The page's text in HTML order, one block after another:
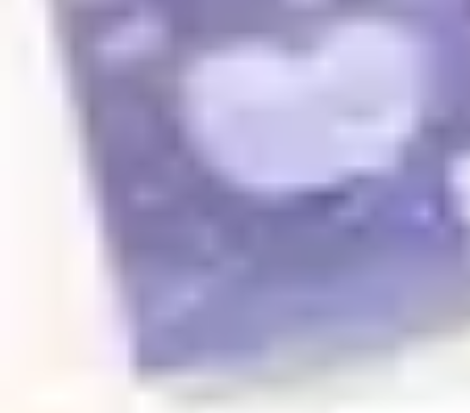
Conseil Banque
Prêts et Crédits
Crédits et EmpruntsFrais et Tarifs